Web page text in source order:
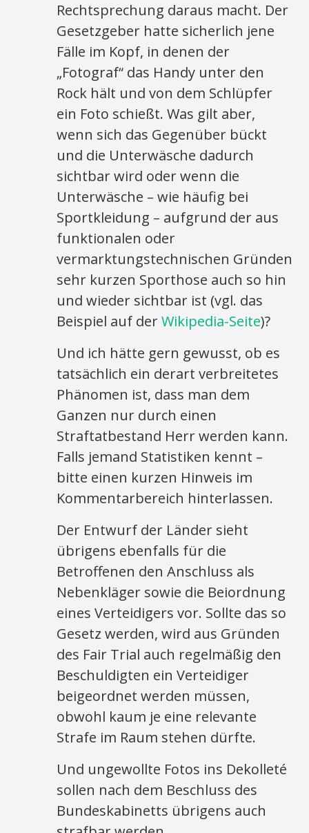
Rechtsprechung daraus macht. Der
Gesetzgeber hatte sicherlich jene
Fälle im Kopf, in denen der
„Fotograf“ das Handy unter den
Rock hält und von dem Schlüpfer
ein Foto schießt. Was gilt aber,
wenn sich das Gegenüber bückt
und die Unterwäsche dadurch
sichtbar wird oder wenn die
Unterwäsche – wie häufig bei
Sportkleidung – aufgrund der aus
funktionalen oder
vermarktungstechnischen Gründen
sehr kurzen Sporthose auch so hin
und wieder sichtbar ist (vgl. das
Beispiel auf derWikipedia-Seite)?
Und ich hätte gern gewusst, ob es
tatsächlich ein derart verbreitetes
Phänomen ist, dass man dem
Ganzen nur durch einen
Straftatbestand Herr werden kann.
Falls jemand Statistiken kennt –
bitte einen kurzen Hinweis im
Kommentarbereich hinterlassen.
Der Entwurf der Länder sieht
übrigens ebenfalls für die
Betroffenen den Anschluss als
Nebenkläger sowie die Beiordnung
eines Verteidigers vor. Sollte das so
Gesetz werden, wird aus Gründen
des Fair Trial auch regelmäßig den
Beschuldigten ein Verteidiger
beigeordnet werden müssen,
obwohl kaum je eine relevante
Strafe im Raum stehen dürfte.
Und ungewollte Fotos ins Dekolleté
sollen nach dem Beschluss des
Bundeskabinetts übrigens auch